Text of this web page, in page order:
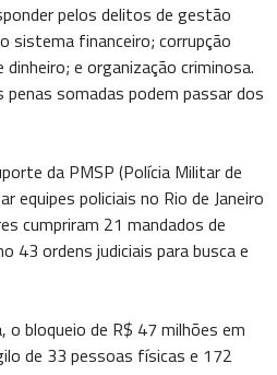
pelos delitos de gestão
sistema financeiro; corrupção
e organização criminosa.
penas somadas podem passar dos
da PMSP (Polícia Militar de
equipes policiais no Rio de Janeiro
cumpriram 21 mandados de
43 ordens judiciais para busca e
o bloqueio de R$ 47 milhões em
de 33 pessoas físicas e 172